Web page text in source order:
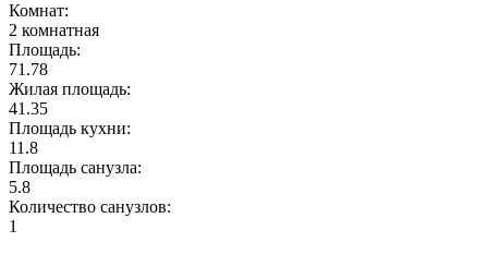
мы в соцсетях
Комнат:
2 комнатная
Площадь:
71.78
Жилая площадь:
41.35
Площадь кухни:
11.8
Площадь санузла:
5.8
Количество санузлов:
1